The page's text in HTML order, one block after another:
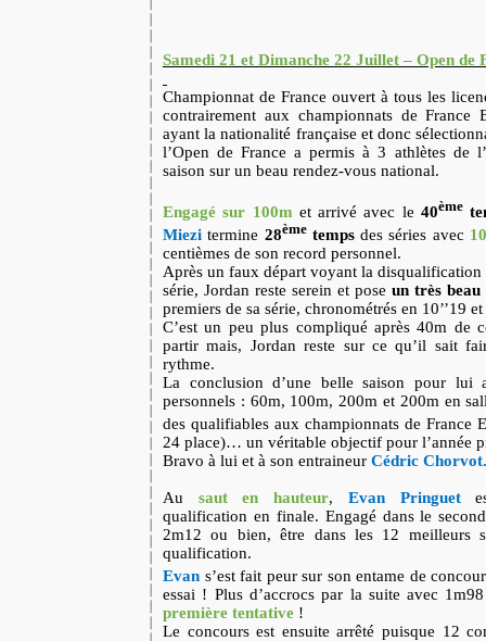
Samedi 21 et Dimanche 22 Juillet – Open de
Championnat de France ouvert à tous les
contrairement aux championnats de France
ayant la nationalité française et donc
l’Open de France a permis à 3 athlètes de
saison sur un beau rendez-vous national.
Engagé sur 100m et arrivé avec le 40ème
Miezi termine 28èmetempsdes séries avec
centièmes de son record personnel.
Après un faux départ voyant la disqualification
série, Jordan reste serein et pose un très beau
premiers de sa série, chronométrés en 10’’19 et
C’est un peu plus compliqué après 40m de
partir mais, Jordan reste sur ce qu’il sait
rythme.
La conclusion d’une belle saison pour lui
personnels : 60m, 100m, 200m et 200m en
des qualifiables aux championnats de France
24 place)… un véritable objectif pour l’année
Bravo à lui et à son entraineur Cédric Chorvot.
Au saut en hauteur, Evan Pringuet
qualification en finale. Engagé dans le
2m12 ou bien, être dans les 12 meilleurs
qualification.
Evan s’est fait peur sur son entame de
essai ! Plus d’accrocs par la suite avec
première tentative !
Le concours est ensuite arrêté puisque 12